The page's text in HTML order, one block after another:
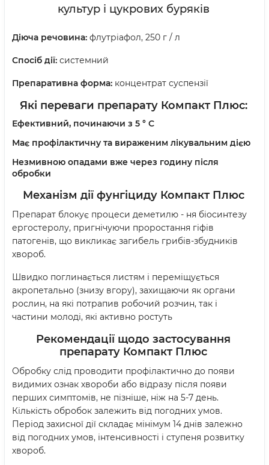
культур і цукрових буряків
Діюча речовина: флутріафол, 250 г / л
Спосіб дії: системний
Препаративна форма: концентрат суспензії
Які переваги препарату Компакт Плюс:
Ефективний, починаючи з 5 ° С
Має профілактичну та вираженим лікувальним дією
Незмивною опадами вже через годину після
обробки
Механізм дії фунгіциду Компакт Плюс
Препарат блокує процеси деметилю - ня біосинтезу
ергостеролу, пригнічуючи проростання гіфів
патогенів, що викликає загибель грибів-збудників
хвороб.
Швидко поглинається листям і переміщується
акропетально (знизу вгору), захищаючи як органи
рослин, на які потрапив робочий розчин, так і
частини молоді, які активно ростуть
Рекомендації щодо застосування
препарату Компакт Плюс
Обробку слід проводити профілактично до появи
видимих ознак хвороби або відразу після появи
перших симптомів, не пізніше, ніж на 5-7 день.
Кількість обробок залежить від погодних умов.
Період захисної дії складає мінімум 14 днів залежно
від погодних умов, інтенсивності і ступеня розвитку
хвороб.